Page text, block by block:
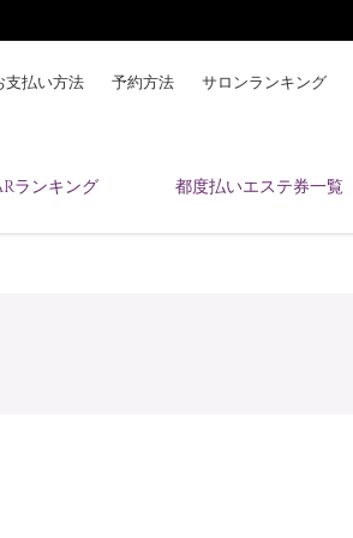
支払い方法 予約方法 サロンランキング
ランキング 都度払いエステ券一覧
お支払い方法
予約方法